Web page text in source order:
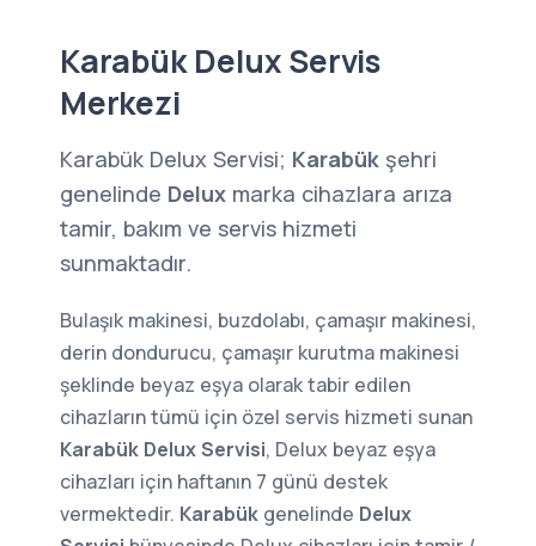
Karabük Delux Servis
Merkezi
Karabük Delux Servisi; Karabük şehri
genelinde Delux marka cihazlara arıza
tamir, bakım ve servis hizmeti
sunmaktadır.
Bulaşık makinesi, buzdolabı, çamaşır makinesi,
derin dondurucu, çamaşır kurutma makinesi
şeklinde beyaz eşya olarak tabir edilen
cihazların tümü için özel servis hizmeti sunan
Karabük Delux Servisi, Delux beyaz eşya
cihazları için haftanın 7 günü destek
vermektedir. Karabük genelinde Delux